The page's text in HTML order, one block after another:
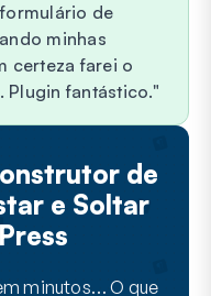
de
minhas
certeza farei o
Plugin fantástico.
de
e Soltar
minutos… O que